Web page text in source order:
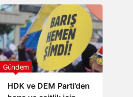
HDK ve DEM Parti’den
Gündem